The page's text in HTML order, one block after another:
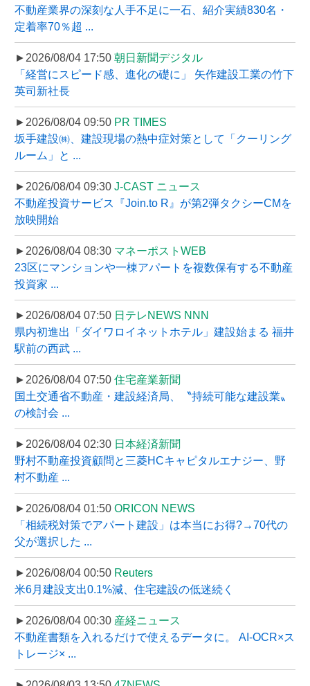
不動産業界の深刻な人手不足に一石、紹介実績830名・
定着率70％超 ...
►2026/08/04 17:50 朝日新聞デジタル
「経営にスピード感、進化の礎に」 矢作建設工業の竹下
英司新社長
►2026/08/04 09:50 PR TIMES
坂手建設㈱、建設現場の熱中症対策として「クーリング
ルーム」と ...
►2026/08/04 09:30 J-CAST ニュース
不動産投資サービス『Join.to R』が第2弾タクシーCMを
放映開始
►2026/08/04 08:30 マネーポストWEB
23区にマンションや一棟アパートを複数保有する不動産
投資家 ...
►2026/08/04 07:50 日テレNEWS NNN
県内初進出「ダイワロイネットホテル」建設始まる 福井
駅前の西武 ...
►2026/08/04 07:50 住宅産業新聞
国土交通省不動産・建設経済局、〝持続可能な建設業〟
の検討会 ...
►2026/08/04 02:30 日本経済新聞
野村不動産投資顧問と三菱HCキャピタルエナジー、野
村不動産 ...
►2026/08/04 01:50 ORICON NEWS
「相続税対策でアパート建設」は本当にお得?→70代の
父が選択した ...
►2026/08/04 00:50 Reuters
米6月建設支出0.1%減、住宅建設の低迷続く
►2026/08/04 00:30 産経ニュース
不動産書類を入れるだけで使えるデータに。 AI-OCR×ス
トレージ× ...